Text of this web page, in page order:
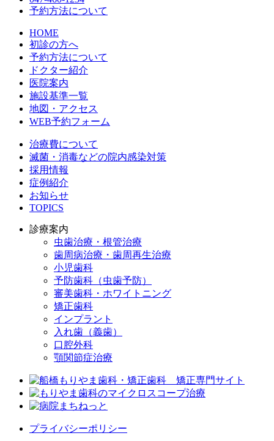
予約方法について
HOME
初診の方へ
予約方法について
ドクター紹介
医院案内
施設基準一覧
地図・アクセス
WEB予約フォーム
治療費について
滅菌・消毒などの院内感染対策
採用情報
症例紹介
お知らせ
TOPICS
診療案内
虫歯治療・根管治療
歯周病治療・歯周再生治療
小児歯科
予防歯科（虫歯予防）
審美歯科・ホワイトニング
矯正歯科
インプラント
入れ歯（義歯）
口腔外科
顎関節症治療
プライバシーポリシー